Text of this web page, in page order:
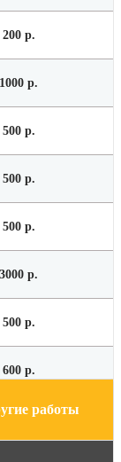
200 р.
1000 р.
500 р.
500 р.
500 р.
3000 р.
500 р.
600 р.
800 р.работы